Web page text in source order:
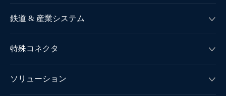
鉄道 & 産業システム 
特殊コネクタ 
ソリューション 